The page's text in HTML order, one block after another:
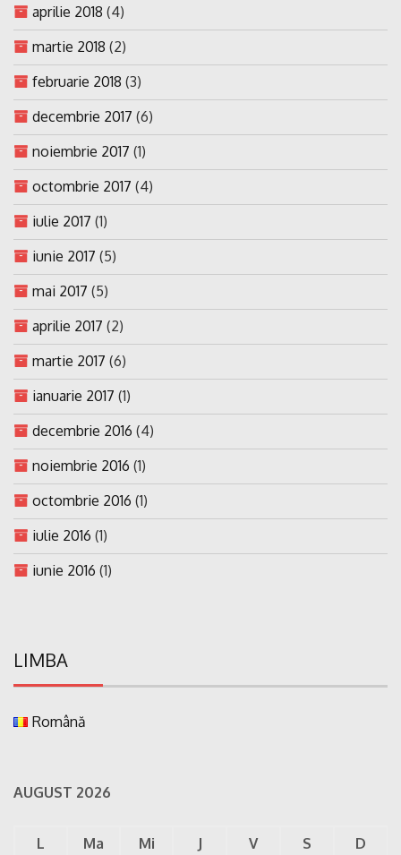
aprilie 2018 (4)
martie 2018 (2)
februarie 2018 (3)
decembrie 2017 (6)
noiembrie 2017 (1)
octombrie 2017 (4)
iulie 2017 (1)
iunie 2017 (5)
mai 2017 (5)
aprilie 2017 (2)
martie 2017 (6)
ianuarie 2017 (1)
decembrie 2016 (4)
noiembrie 2016 (1)
octombrie 2016 (1)
iulie 2016 (1)
iunie 2016 (1)
LIMBA
Română
AUGUST 2026
L Ma Mi J V S D